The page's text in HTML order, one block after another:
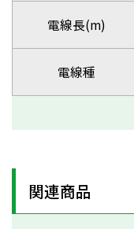
電線長(m)
電線種
関連商品